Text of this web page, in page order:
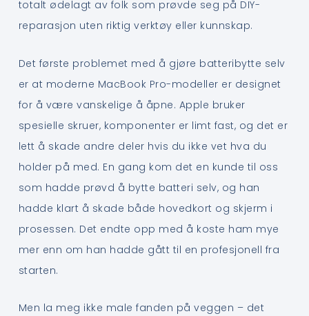
totalt ødelagt av folk som prøvde seg på DIY-
reparasjon uten riktig verktøy eller kunnskap.
Det første problemet med å gjøre batteribytte selv
er at moderne MacBook Pro-modeller er designet
for å være vanskelige å åpne. Apple bruker
spesielle skruer, komponenter er limt fast, og det er
lett å skade andre deler hvis du ikke vet hva du
holder på med. En gang kom det en kunde til oss
som hadde prøvd å bytte batteri selv, og han
hadde klart å skade både hovedkort og skjerm i
prosessen. Det endte opp med å koste ham mye
mer enn om han hadde gått til en profesjonell fra
starten.
Men la meg ikke male fanden på veggen – det